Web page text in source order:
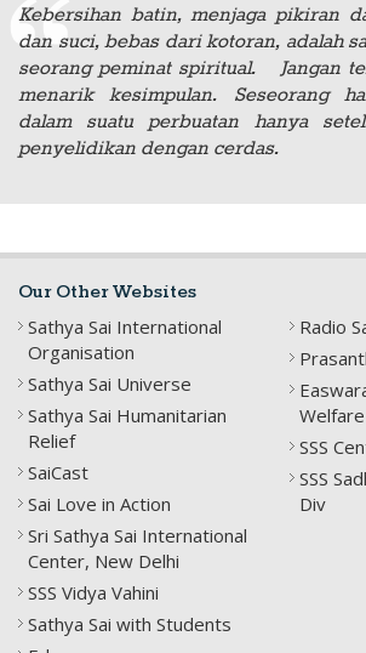
Kebersihan batin, menjaga pikiran
dan suci, bebas dari kotoran, adalah
seorang peminat spiritual. Jangan
menarik kesimpulan. Seseorang
dalam suatu perbuatan hanya
penyelidikan dengan cerdas.
Our Other Websites
Sathya Sai International
Organisation
Sathya Sai Universe
Sathya Sai Humanitarian
Relief
SaiCast
Sai Love in Action
Radio
SSS
SSS
Div
Sri Sathya Sai International
Center, New Delhi
SSS Vidya Vahini
Sathya Sai with Students